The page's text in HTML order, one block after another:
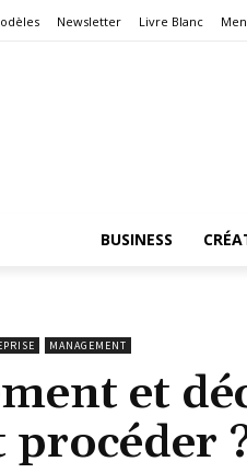
Newsletter Livre Blanc
BUSINESS
MANAGEMENT
et